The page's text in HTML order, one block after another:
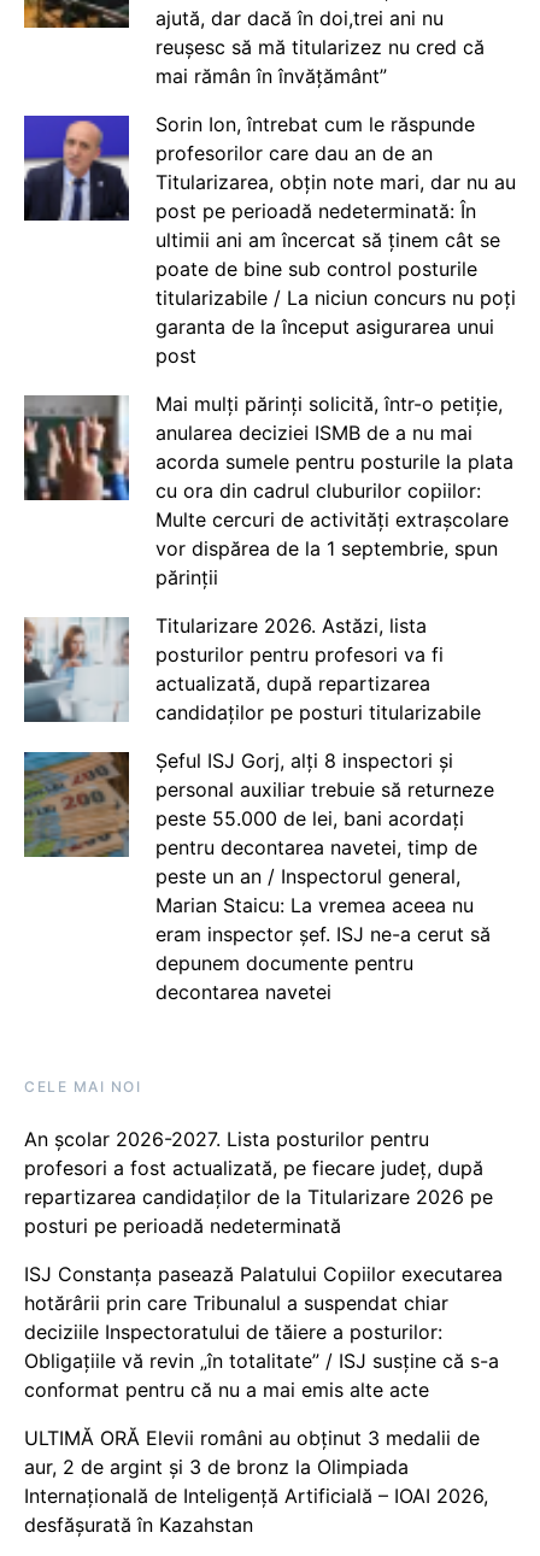
ajută, dar dacă în doi,trei ani nu
reușesc să mă titularizez nu cred că
mai rămân în învățământ”
Sorin Ion, întrebat cum le răspunde
profesorilor care dau an de an
Titularizarea, obțin note mari, dar nu au
post pe perioadă nedeterminată: În
ultimii ani am încercat să ținem cât se
poate de bine sub control posturile
titularizabile / La niciun concurs nu poți
garanta de la început asigurarea unui
post
Mai mulți părinți solicită, într-o petiție,
anularea deciziei ISMB de a nu mai
acorda sumele pentru posturile la plata
cu ora din cadrul cluburilor copiilor:
Multe cercuri de activități extrașcolare
vor dispărea de la 1 septembrie, spun
părinții
Titularizare 2026. Astăzi, lista
posturilor pentru profesori va fi
actualizată, după repartizarea
candidaților pe posturi titularizabile
Șeful ISJ Gorj, alți 8 inspectori și
personal auxiliar trebuie să returneze
peste 55.000 de lei, bani acordați
pentru decontarea navetei, timp de
peste un an / Inspectorul general,
Marian Staicu: La vremea aceea nu
eram inspector șef. ISJ ne-a cerut să
depunem documente pentru
decontarea navetei
CELE MAI NOI
An școlar 2026-2027. Lista posturilor pentru
profesori a fost actualizată, pe fiecare județ, după
repartizarea candidaților de la Titularizare 2026 pe
posturi pe perioadă nedeterminată
ISJ Constanța pasează Palatului Copiilor executarea
hotărârii prin care Tribunalul a suspendat chiar
deciziile Inspectoratului de tăiere a posturilor:
Obligațiile vă revin „în totalitate” / ISJ susține că s-a
conformat pentru că nu a mai emis alte acte
ULTIMĂ ORĂ Elevii români au obținut 3 medalii de
aur, 2 de argint și 3 de bronz la Olimpiada
Internațională de Inteligență Artificială – IOAI 2026,
desfășurată în Kazahstan